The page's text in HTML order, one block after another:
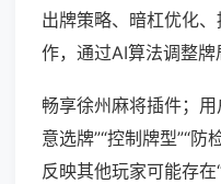
出牌策略、暗杠优化
作，通过AI算法调整牌
畅享徐州麻将插件；
意选牌”“控制牌型”“防
反映其他玩家可能存在